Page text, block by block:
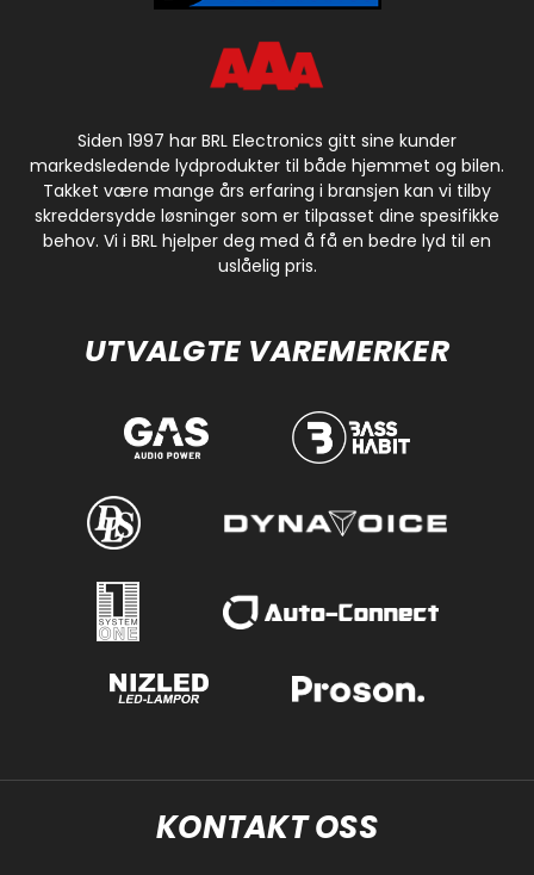
Siden 1997 har BRL Electronics gitt sine kunder
markedsledende lydprodukter til både hjemmet og bilen.
Takket være mange års erfaring i bransjen kan vi tilby
skreddersydde løsninger som er tilpasset dine spesifikke
behov. Vi i BRL hjelper deg med å få en bedre lyd til en
uslåelig pris.
UTVALGTE VAREMERKER
KONTAKT OSS